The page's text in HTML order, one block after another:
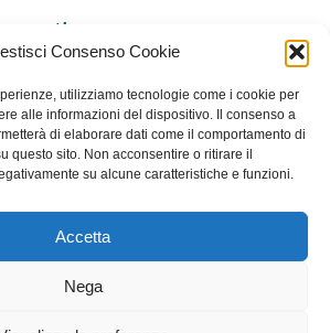
Consenso Cookie
utilizziamo tecnologie come i cookie per
alle informazioni del dispositivo. Il consenso a
di elaborare dati come il comportamento di
questo sito. Non acconsentire o ritirare il
su alcune caratteristiche e funzioni.
Accetta
Nega
nuova Presidente del
sulle orme di Cicely!
Dottoressa Barbara Forno, che